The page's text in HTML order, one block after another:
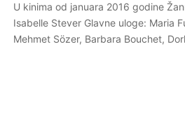
U kinima od januara 2016 godine
Isabelle Stever Glavne uloge: Maria
Mehmet Sözer, Barbara Bouchet,